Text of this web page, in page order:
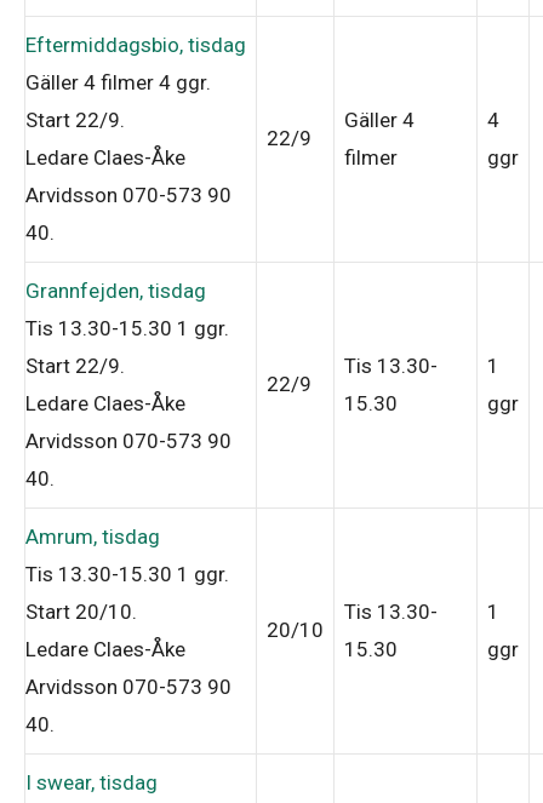
Eftermiddagsbio, tisdag
Gäller 4 filmer 4 ggr.
Start 22/9.
Ledare Claes-Åke
Arvidsson 070-573 90
40.
22/9
Gäller 4
filmer
4
ggr
Grannfejden, tisdag
Tis 13.30-15.30 1 ggr.
Start 22/9.
Ledare Claes-Åke
Arvidsson 070-573 90
40.
22/9
Tis 13.30-
15.30
1
ggr
Amrum, tisdag
Tis 13.30-15.30 1 ggr.
Start 20/10.
Ledare Claes-Åke
Arvidsson 070-573 90
40.
20/10
Tis 13.30-
15.30
1
ggr
I swear, tisdag